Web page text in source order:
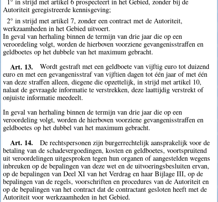
Autoriteit geregistreerde kennisgeving;
2° in strijd met artikel 7, zonder een contract met de Autoriteit,
werkzaamheden in het Gebied uitvoert.
In geval van herhaling binnen de termijn van drie jaar die op een
veroordeling volgt, worden de hierboven voorziene gevangenisstraffen en
geldboetes op het dubbele van het maximum gebracht.
Art. 13.
Wordt gestraft met een geldboete van vijftig euro tot duizend
euro en met een gevangenisstraf van vijftien dagen tot één jaar of met één
van deze straffen alleen, diegene die opzettelijk, in strijd met artikel 10,
nalaat de gevraagde informatie te verstrekken, deze laattijdig verstrekt of
onjuiste informatie meedeelt.
In geval van herhaling binnen de termijn van drie jaar die op een
veroordeling volgt, worden de hierboven voorziene gevangenisstraffen en
geldboetes op het dubbel van het maximum gebracht.
Art. 14.
De rechtspersonen zijn burgerrechtelijk aansprakelijk voor de
betaling van de schadevergoedingen, kosten en geldboetes, voortspruitend
uit veroordelingen uitgesproken tegen hun organen of aangestelden wegens
inbreuken op de bepalingen van deze wet en de uitvoeringsbesluiten ervan,
op de bepalingen van Deel XI van het Verdrag en haar Bijlage III, op de
bepalingen van de regels, voorschriften en procedures van de Autoriteit en
op de bepalingen van het contract dat de contractant gesloten heeft met de
Autoriteit voor werkzaamheden in het Gebied.